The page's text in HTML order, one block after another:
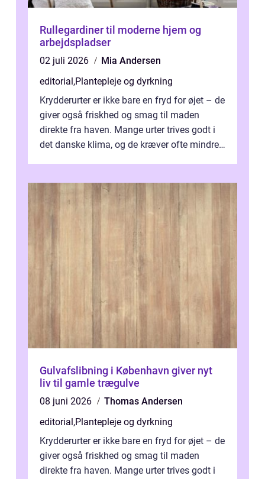
Rullegardiner til moderne hjem og
arbejdspladser
02 juli 2026
Mia Andersen
editorial,Plantepleje og dyrkning
Krydderurter er ikke bare en fryd for øjet – de
giver også friskhed og smag til maden
direkte fra haven. Mange urter trives godt i
det danske klima, og de kræver ofte mindre
Gulvafslibning i København giver nyt
liv til gamle trægulve
08 juni 2026
Thomas Andersen
editorial,Plantepleje og dyrkning
Krydderurter er ikke bare en fryd for øjet – de
giver også friskhed og smag til maden
direkte fra haven. Mange urter trives godt i